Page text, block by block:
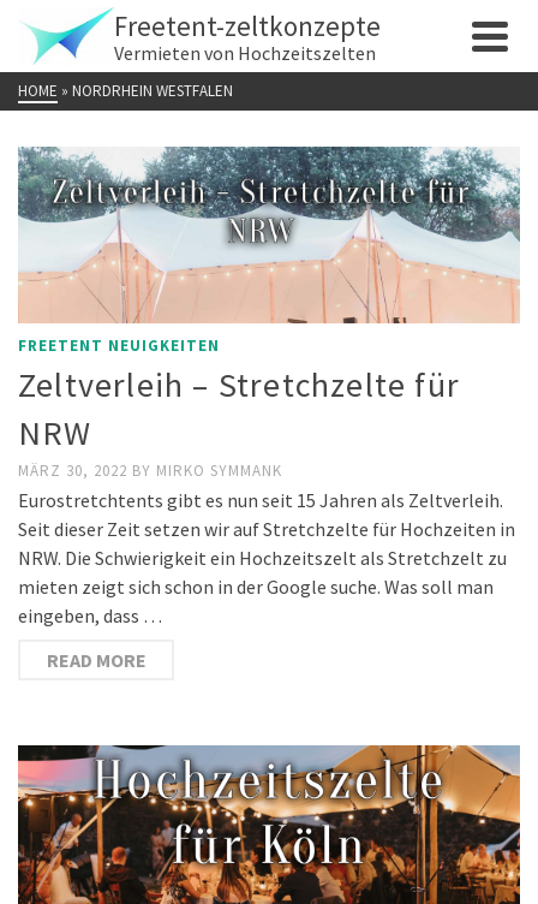
Freetent-zeltkonzepte
Vermieten von Hochzeitszelten
HOME » NORDRHEIN WESTFALEN
FREETENT NEUIGKEITEN
Zeltverleih – Stretchzelte für
NRW
MÄRZ 30, 2022 BY MIRKO SYMMANK
Eurostretchtents gibt es nun seit 15 Jahren als Zeltverleih.
Seit dieser Zeit setzen wir auf Stretchzelte für Hochzeiten in
NRW. Die Schwierigkeit ein Hochzeitszelt als Stretchzelt zu
mieten zeigt sich schon in der Google suche. Was soll man
eingeben, dass …
READ MORE